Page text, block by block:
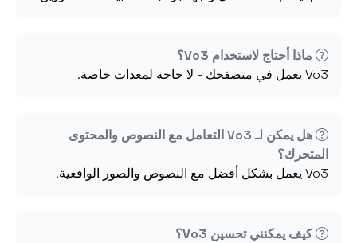
ماذا أحتاج لاستخدام Vo3؟
Vo3 يعمل في متصفحك - لا حاجة لمعدات خاصة.
هل يمكن لـ Vo3 التعامل مع النصوص والمحتوى
المتحرك؟
Vo3 يعمل بشكل أفضل مع النصوص والصور الواقعية.
كيف يمكنني تحسين Vo3؟